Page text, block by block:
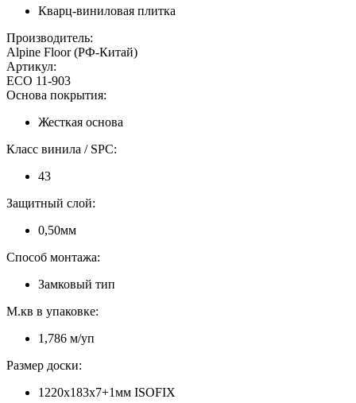
Кварц-виниловая плитка
Производитель:
Alpine Floor (РФ-Китай)
Артикул:
ECO 11-903
Основа покрытия:
Жесткая основа
Класс винила / SPC:
43
Защитный слой:
0,50мм
Способ монтажа:
Замковый тип
М.кв в упаковке:
1,786 м/уп
Размер доски:
1220х183х7+1мм ISOFIX